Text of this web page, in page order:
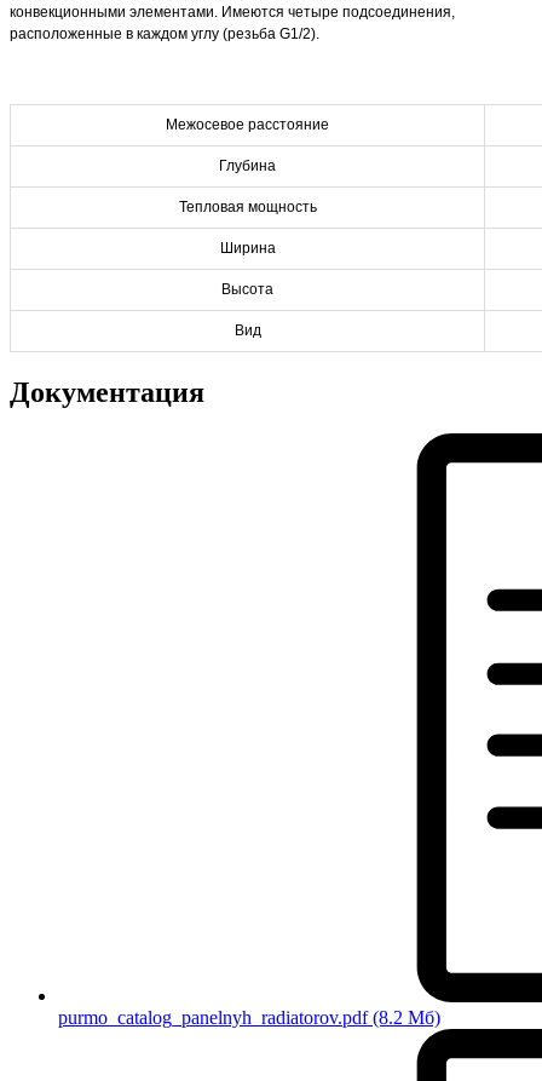
конвекционными элементами. Имеются четыре подсоединения,
расположенные в каждом углу (резьба G1/2).
Межосевое расстояние
Глубина
Тепловая мощность
Ширина
Высота
Вид
Документация
purmo_catalog_panelnyh_radiatorov.pdf(8.2 Мб)